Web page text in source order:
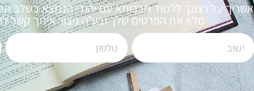
אשריך על רצונך ללמוד חברותא עם יהודי הנמצא בשלב
מלא את הפרטים שלך ובע"ה ניצור איתך